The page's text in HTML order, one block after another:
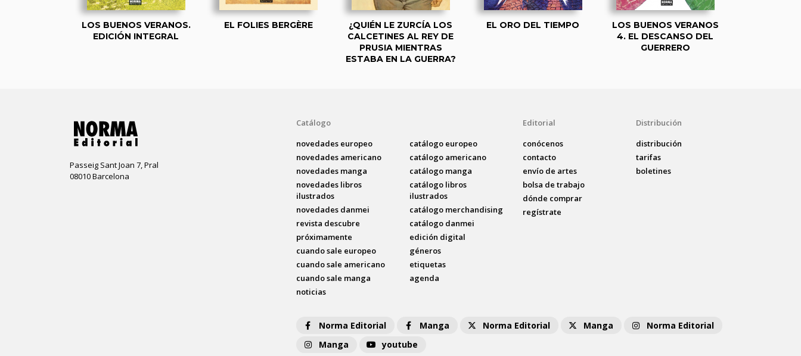
LOS BUENOS VERANOS.
EDICIÓN INTEGRAL
EL FOLIES BERGÈRE
¿QUIÉN LE ZURCÍA LOS
CALCETINES AL REY DE
PRUSIA MIENTRAS
ESTABA EN LA GUERRA?
EL ORO DEL TIEMPO
LOS BUENOS VERANOS
4. EL DESCANSO DEL
GUERRERO
Passeig Sant Joan 7, Pral
08010 Barcelona
Catálogo
novedades europeo
novedades americano
novedades manga
novedades libros
ilustrados
novedades danmei
revista descubre
próximamente
cuando sale europeo
cuando sale americano
cuando sale manga
noticias
catálogo europeo
catálogo americano
catálogo manga
catálogo libros
ilustrados
catálogo merchandising
catálogo danmei
edición digital
géneros
etiquetas
agenda
Editorial
conócenos
contacto
envío de artes
bolsa de trabajo
dónde comprar
regístrate
Distribución
distribución
tarifas
boletines
Norma Editorial Manga Norma Editorial Manga
Norma Editorial
Manga
youtube